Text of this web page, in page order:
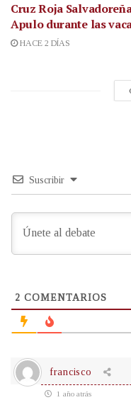
Cruz Roja
Apulo durante las
HACE 2 DÍAS
Suscribir
2 COMENTARIOS
francisco
1 año atrás